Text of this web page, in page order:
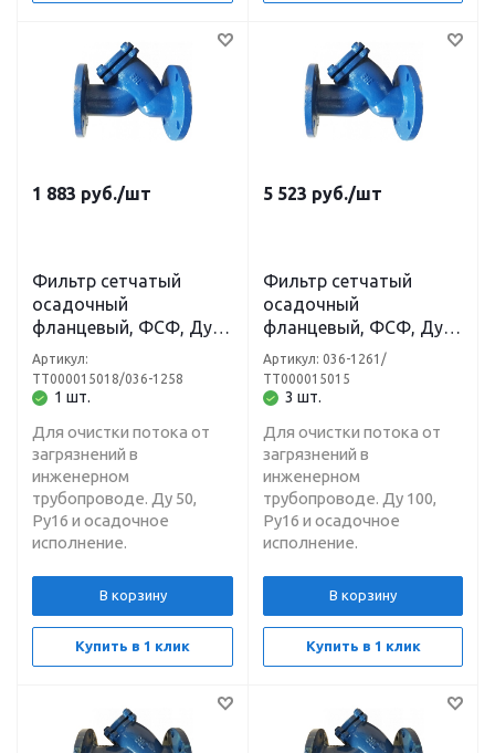
1 883 руб./шт
Фильтр сетчатый
осадочный
фланцевый, ФСФ, Ду
50, Ру16
1 шт.
Артикул:
ТТ000015018/036-1258
Для очистки потока от
загрязнений в
инженерном
трубопроводе. Ду 50,
Ру16 и осадочное
исполнение.
В корзину
Купить в 1 клик
5 523 руб./шт
Фильтр сетчатый
осадочный
фланцевый, ФСФ, Ду
100, Ру16
3 шт.
Артикул: 036-1261/
ТТ000015015
Для очистки потока от
загрязнений в
инженерном
трубопроводе. Ду 100,
Ру16 и осадочное
исполнение.
В корзину
Купить в 1 клик